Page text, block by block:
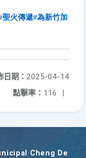
聖火傳遞#為新竹加
日期： 2025-04-14
點擊率： 116 |
Cheng De